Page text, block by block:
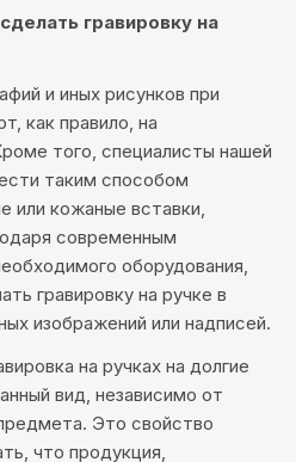
гравировку на
и иных рисунков при
как правило, на
того, специалисты нашей
таким способом
или кожаные вставки,
современным
оборудования,
гравировку на ручке в
изображений или надписей.
на ручках на долгие
вид, независимо от
Это свойство
что продукция,